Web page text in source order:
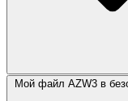
Мой файл AZW3 в